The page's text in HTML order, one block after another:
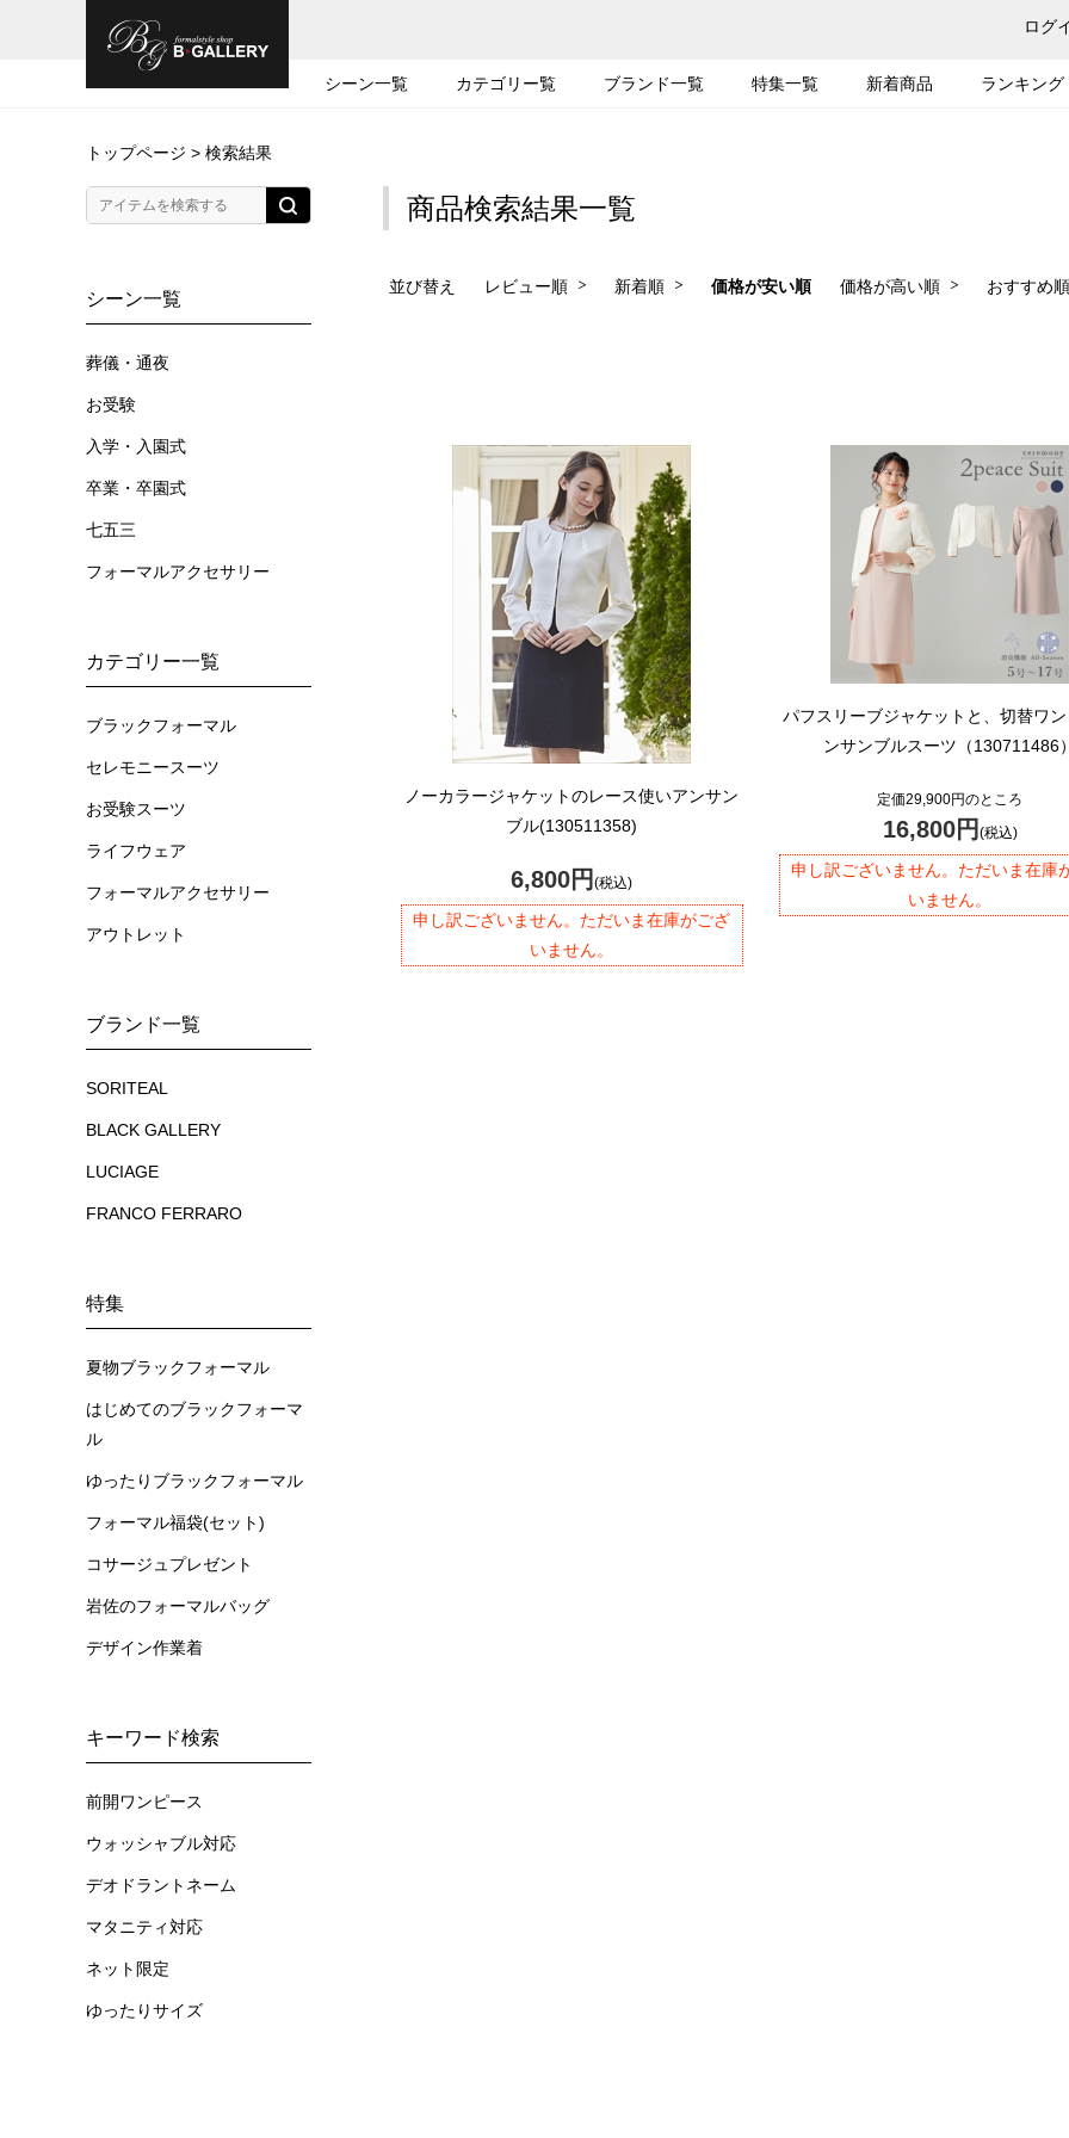
ログ
シーン一覧 カテゴリー覧 ブランド一覧 特集一覧 新着商品 ランキング
トップページ > 検索結果
シーン一覧
葬儀・通夜
お受験
入学・入園式
卒業・卒園式
七五三
フォーマルアクセサリー
カテゴリー一覧
ブラックフォーマル
セレモニースーツ
お受験スーツ
ライフウェア
フォーマルアクセサリー
アウトレット
ブランド一覧
SORITEAL
BLACK GALLERY
LUCIAGE
FRANCO FERRARO
特集
夏物ブラックフォーマル
はじめてのブラックフォーマ
ル
ゆったりブラックフォーマル
フォーマル福袋(セット)
コサージュプレゼント
岩佐のフォーマルバッグ
デザイン作業着
キーワード検索
前開ワンピース
ウォッシャブル対応
デオドラントネーム
マタニティ対応
ネット限定
ゆったりサイズ
商品検索結果一覧
並び替え レビュー順 新着順 価格が安い順 価格が高い順 おすすめ順
ノーカラージャケットのレース使いアンサン
ブル(130511358)
6,800円(税込)
申し訳ございません。ただいま在庫がござ
いません。
パフスリーブジャケットと、切替ワ
ンサンブルスーツ（130711486）
定価29,900円のところ
16,800円 (税込)
申し訳ございません。ただいま在庫
いません。